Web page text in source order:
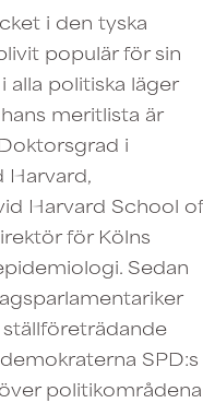
i den tyska
populär för sin
politiska läger
meritlista är
i
Harvard,
Harvard School of
för Kölns
Sedan
SPD:s
politikområdena